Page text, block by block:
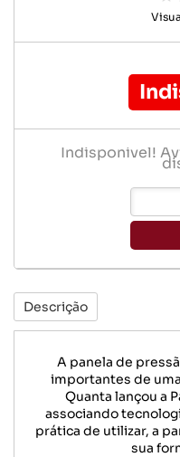
Indisponível!
Descrição
A panela de
importantes de
Quanta lançou a
associando
prática de utilizar, a
sua